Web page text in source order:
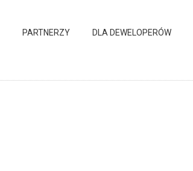
PARTNERZY DLA DEWELOPERÓW